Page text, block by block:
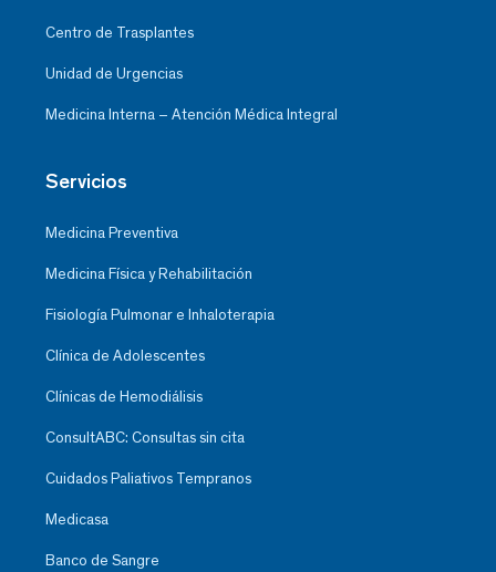
Centro de Trasplantes
Unidad de Urgencias
Medicina Interna – Atención Médica Integral
Servicios
Medicina Preventiva
Medicina Física y Rehabilitación
Fisiología Pulmonar e Inhaloterapia
Clínica de Adolescentes
Clínicas de Hemodiálisis
ConsultABC: Consultas sin cita
Cuidados Paliativos Tempranos
Medicasa
Banco de Sangre